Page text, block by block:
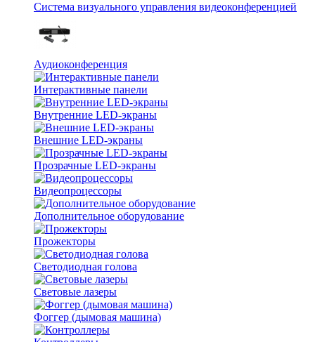
Система визуального управления видеоконференцией
Аудиоконференция
Интерактивные панели
Внутренние LED-экраны
Внешние LED-экраны
Прозрачные LED-экраны
Видеопроцессоры
Дополнительное оборудование
Прожекторы
Светодиодная голова
Световые лазеры
Фоггер (дымовая машина)